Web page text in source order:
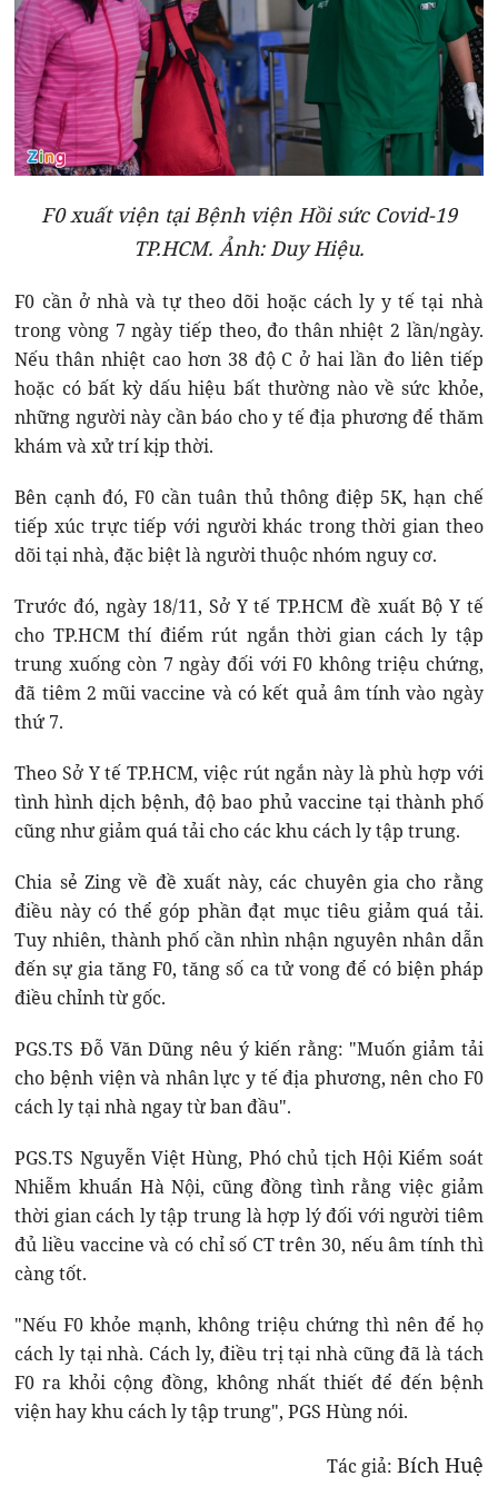
F0 xuất viện tại Bệnh viện Hồi sức Covid-19
TP.HCM. Ảnh: Duy Hiệu.
F0 cần ở nhà và tự theo dõi hoặc cách ly y tế tại nhà
trong vòng 7 ngày tiếp theo, đo thân nhiệt 2 lần/ngày.
Nếu thân nhiệt cao hơn 38 độ C ở hai lần đo liên tiếp
hoặc có bất kỳ dấu hiệu bất thường nào về sức khỏe,
những người này cần báo cho y tế địa phương để thăm
khám và xử trí kịp thời.
Bên cạnh đó, F0 cần tuân thủ thông điệp 5K, hạn chế
tiếp xúc trực tiếp với người khác trong thời gian theo
dõi tại nhà, đặc biệt là người thuộc nhóm nguy cơ.
Trước đó, ngày 18/11, Sở Y tế TP.HCM đề xuất Bộ Y tế
cho TP.HCM thí điểm rút ngắn thời gian cách ly tập
trung xuống còn 7 ngày đối với F0 không triệu chứng,
đã tiêm 2 mũi vaccine và có kết quả âm tính vào ngày
thứ 7.
Theo Sở Y tế TP.HCM, việc rút ngắn này là phù hợp với
tình hình dịch bệnh, độ bao phủ vaccine tại thành phố
cũng như giảm quá tải cho các khu cách ly tập trung.
Chia sẻ Zing về đề xuất này, các chuyên gia cho rằng
điều này có thể góp phần đạt mục tiêu giảm quá tải.
Tuy nhiên, thành phố cần nhìn nhận nguyên nhân dẫn
đến sự gia tăng F0, tăng số ca tử vong để có biện pháp
điều chỉnh từ gốc.
PGS.TS Đỗ Văn Dũng nêu ý kiến rằng: "Muốn giảm tải
cho bệnh viện và nhân lực y tế địa phương, nên cho F0
cách ly tại nhà ngay từ ban đầu".
PGS.TS Nguyễn Việt Hùng, Phó chủ tịch Hội Kiểm soát
Nhiễm khuẩn Hà Nội, cũng đồng tình rằng việc giảm
thời gian cách ly tập trung là hợp lý đối với người tiêm
đủ liều vaccine và có chỉ số CT trên 30, nếu âm tính thì
càng tốt.
"Nếu F0 khỏe mạnh, không triệu chứng thì nên để họ
cách ly tại nhà. Cách ly, điều trị tại nhà cũng đã là tách
F0 ra khỏi cộng đồng, không nhất thiết để đến bệnh
viện hay khu cách ly tập trung", PGS Hùng nói.
Tác giả: Bích Huệ